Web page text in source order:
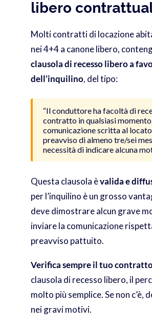
libero
Molti contratti di locazione
nei 4+4 a canone libero,
clausola di recesso libero a
dell’inquilino, del tipo:
“Il conduttore ha facoltà di
contratto in qualsiasi
comunicazione scritta al
preavviso di almeno tre/sei
necessità di indicare alcuna
Questa clausola èvalida e
per l’inquilino è un grosso
deve dimostrare alcun grave
inviare la comunicazione
preavviso pattuito.
Verifica sempre il tuo
clausola di recesso libero, il
molto più semplice. Se non c’è,
nei gravi motivi.